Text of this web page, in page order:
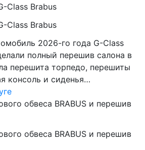
Class Brabus
Class Brabus
2026-го года G-Class
полный перешив салона в
перешита торпедо, перешиты
консоль и сиденья…
обвеса BRABUS и перешив
обвеса BRABUS и перешив